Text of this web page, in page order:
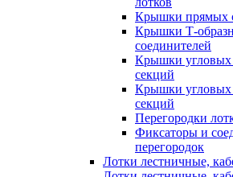
Крышки прямых
Крышки Т-
соединителей
Крышки угловых
секций
Крышки угловых
секций
Перегородки
Фиксаторы и
перегородок
Лотки лестничные,